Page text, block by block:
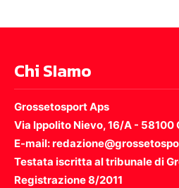
Chi SIamo
Grossetosport Aps
Via Ippolito Nievo, 16/A - 58100
E-mail:
Testata iscritta al tribunale di
Registrazione 8/2011